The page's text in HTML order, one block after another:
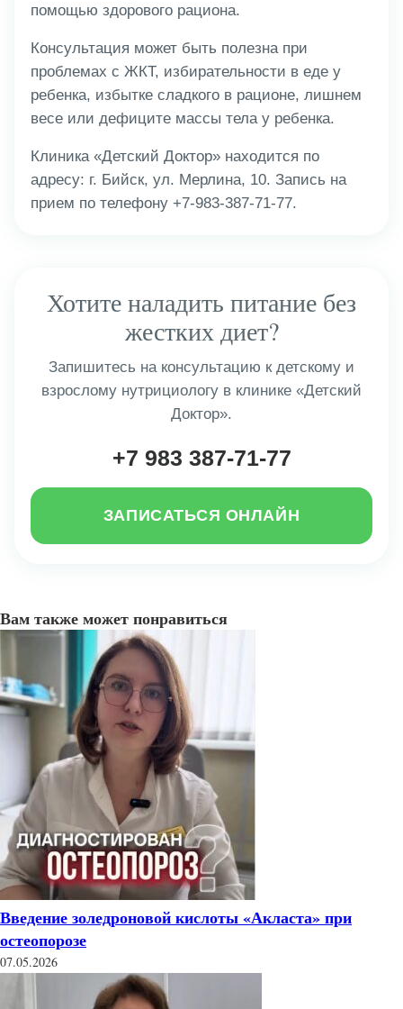
помощью здорового рациона.
Консультация может быть полезна при
проблемах с ЖКТ, избирательности в еде у
ребенка, избытке сладкого в рационе, лишнем
весе или дефиците массы тела у ребенка.
Клиника «Детский Доктор» находится по
адресу: г. Бийск, ул. Мерлина, 10. Запись на
прием по телефону +7-983-387-71-77.
Хотите наладить питание без
жестких диет?
Запишитесь на консультацию к детскому и
взрослому нутрициологу в клинике «Детский
Доктор».
+7 983 387-71-77
ЗАПИСАТЬСЯ ОНЛАЙН
Вам также может понравиться
Введение золедроновой кислоты «Акласта» при
остеопорозе
07.05.2026